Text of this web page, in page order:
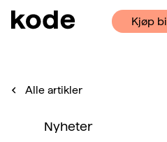
Kjøp
Alle artikler
Nyheter